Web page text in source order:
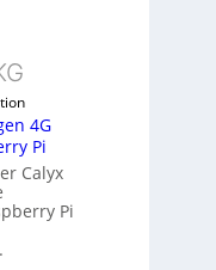
4G
Pi
Calyx
Pi